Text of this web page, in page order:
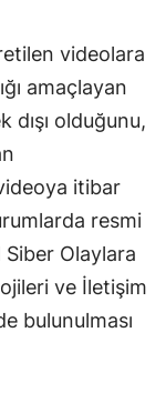
videolara
amaçlayan
olduğunu,
itibar
resmi
Siber Olaylara
ve İletişim
bulunulması